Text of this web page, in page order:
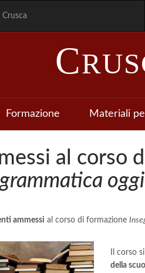
Crusca
C
Formazione Materiali
al corso
oggi
ammessi al corso di formazione
Il corso
della